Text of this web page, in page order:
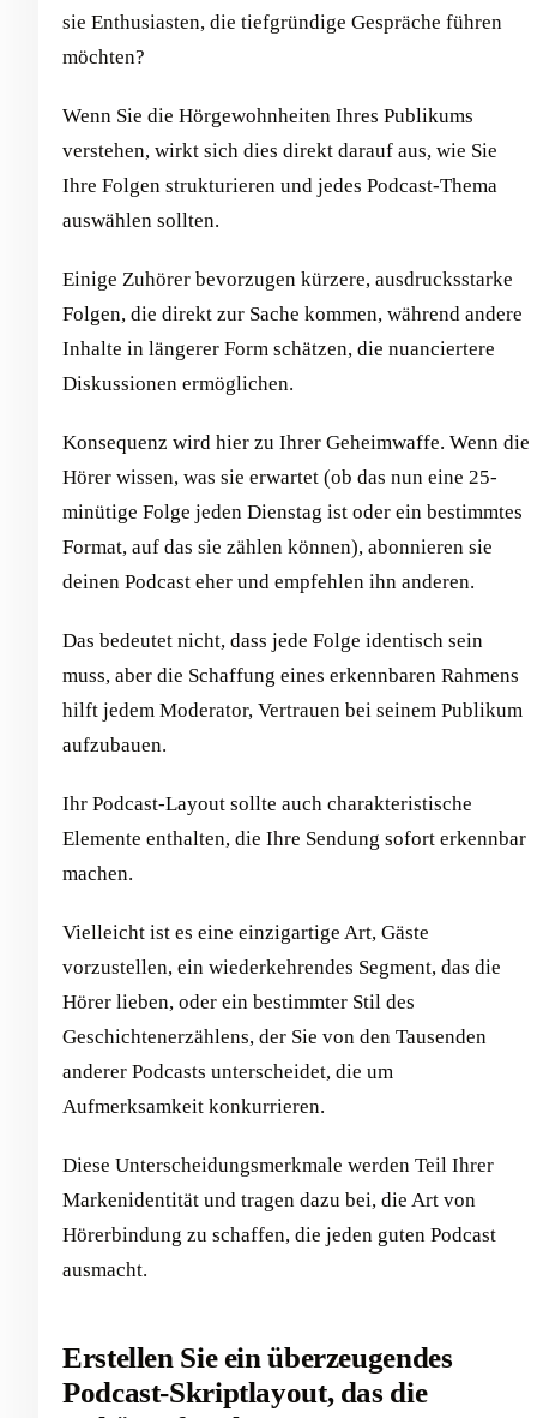
sie Enthusiasten, die tiefgründige Gespräche führen
möchten?
Wenn Sie die Hörgewohnheiten Ihres Publikums
verstehen, wirkt sich dies direkt darauf aus, wie Sie
Ihre Folgen strukturieren und jedes Podcast-Thema
auswählen sollten.
Einige Zuhörer bevorzugen kürzere, ausdrucksstarke
Folgen, die direkt zur Sache kommen, während andere
Inhalte in längerer Form schätzen, die nuanciertere
Diskussionen ermöglichen.
Konsequenz wird hier zu Ihrer Geheimwaffe. Wenn die
Hörer wissen, was sie erwartet (ob das nun eine 25-
minütige Folge jeden Dienstag ist oder ein bestimmtes
Format, auf das sie zählen können), abonnieren sie
deinen Podcast eher und empfehlen ihn anderen.
Das bedeutet nicht, dass jede Folge identisch sein
muss, aber die Schaffung eines erkennbaren Rahmens
hilft jedem Moderator, Vertrauen bei seinem Publikum
aufzubauen.
Ihr Podcast-Layout sollte auch charakteristische
Elemente enthalten, die Ihre Sendung sofort erkennbar
machen.
Vielleicht ist es eine einzigartige Art, Gäste
vorzustellen, ein wiederkehrendes Segment, das die
Hörer lieben, oder ein bestimmter Stil des
Geschichtenerzählens, der Sie von den Tausenden
anderer Podcasts unterscheidet, die um
Aufmerksamkeit konkurrieren.
Diese Unterscheidungsmerkmale werden Teil Ihrer
Markenidentität und tragen dazu bei, die Art von
Hörerbindung zu schaffen, die jeden guten Podcast
ausmacht.
Erstellen Sie ein überzeugendes
Podcast-Skriptlayout, das die